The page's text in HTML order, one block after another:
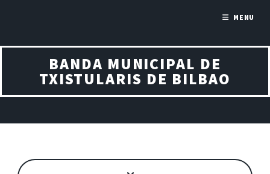
BANDA MUNICIPAL DE
TXISTULARIS DE BILBAO
MENU